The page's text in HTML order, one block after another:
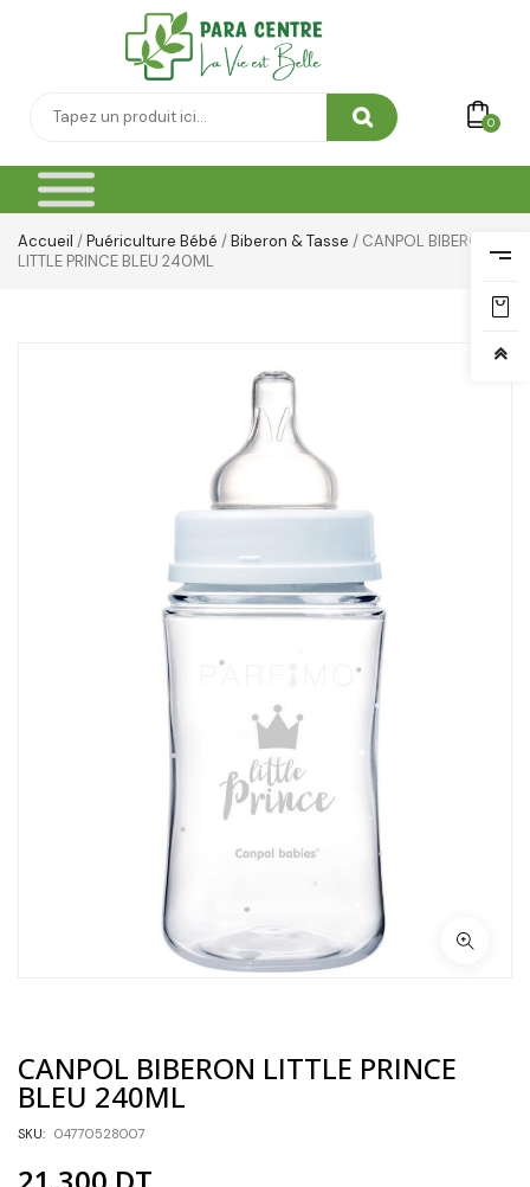
0
Accueil /Puériculture Bébé /Biberon & Tasse / CANPOL BIBERON
LITTLE PRINCE BLEU 240ML
CANPOL BIBERON LITTLE PRINCE
BLEU 240ML
SKU: 04770528007